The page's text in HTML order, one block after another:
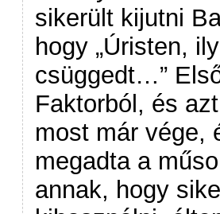
sikerült kijutni
hogy „Úristen,
csüggedt…”
Faktorból, és
most már vége,
megadta a
annak, hogy